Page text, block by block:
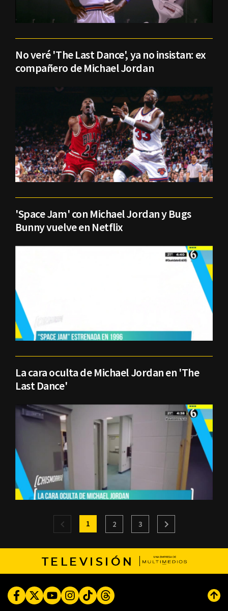
No veré 'The Last Dance', ya no insistan: ex
compañero de Michael Jordan
'Space Jam' con Michael Jordan y Bugs
Bunny vuelve en Netflix
La cara oculta de Michael Jordan en 'The
Last Dance'
1 2 3
TELEVISIÓN
FacebookTwitterYoutubeInstagram
TikTokThreads